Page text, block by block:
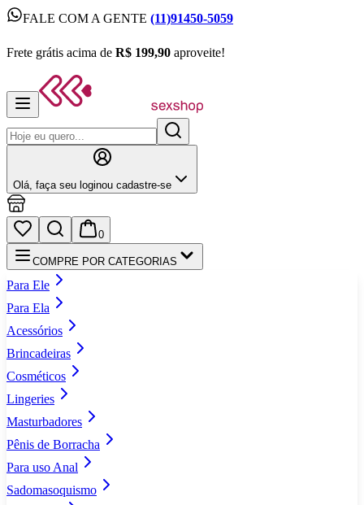
FALE COM A GENTE (11)91450-5059
Frete grátis acima de R$ 199,90 aproveite!
Olá, faça seu loginou cadastre‑se
0
COMPRE POR CATEGORIAS
Para Ele
Para Ela
Acessórios
Brincadeiras
Cosméticos
Lingeries
Masturbadores
Pênis de Borracha
Para uso Anal
Sadomasoquismo